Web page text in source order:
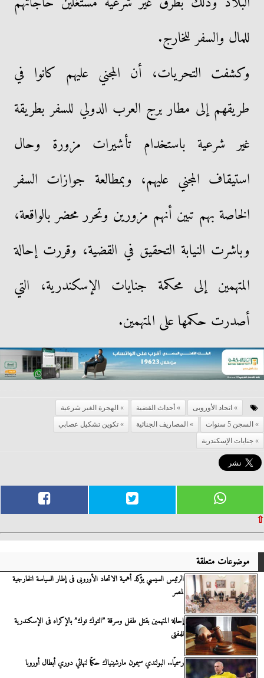
للمال والسفر للخارج.
وكشفت التحريات، أن المجني عليهم كانوا في
طريقهم إلى مطار برج العرب الدولي للسفر بطريقة
غير شرعية باستخدام تأشيرات مزورة وحال
استيقاف المجني عليهم، وبمطالعة جوازات السفر
الخاصة بهم تبين أنهم مزورين وتحرر محضر بالواقعة،
وباشرت النيابة التحقيق في القضية، وقررت إحالة
المتهمين إلى محكمة جنايات الإسكندرية، التي
أصدرت حكمها على المتهمين.
اتحاد الأوروبى أحداث القضية
الهجرة الغير شرعية
السجن 5 سنوات
المصاريف الجنائية
تكوين تشكيل عصابي
جنايات الإسكندرية
⇧
موضوعات متعلقة
الرئيس السيسي يؤكد أهمية الاتحاد الأوروبى فى إطار السياسة الخارجية
لمصر
إحالة المتهمين بقتل طفل وسرقة ”التوك توك” بالإكراه فى الإسكندرية
للمفتى
رسميًا.. البولندي سيمون مارشينياك حكمًا لنهائي دوري أبطال أوروبا